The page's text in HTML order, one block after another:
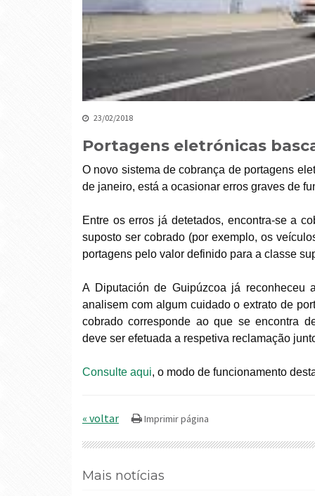
23/02/2018
Portagens eletrónicas
O novo sistema de cobrança de portagens
de janeiro, está a ocasionar erros graves de
Entre os erros já detetados, encontra-se a
suposto ser cobrado (por exemplo, os
portagens pelo valor definido para a classe
A Diputación de Guipúzcoa já reconheceu
analisem com algum cuidado o extrato de
cobrado corresponde ao que se encontra
deve ser efetuada a respetiva reclamação
Consulte aqui, o modo de funcionamento
« voltar
Mais notícias